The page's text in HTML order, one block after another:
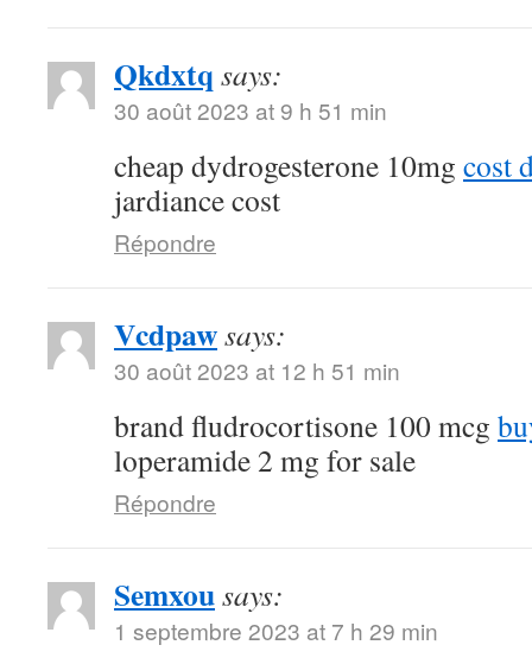
Qkdxtq says:
30 août 2023 at 9 h 51 min
cheap dydrogesterone 10mg cost
jardiance cost
Répondre
Vcdpawsays:
30 août 2023 at 12 h 51 min
brand fludrocortisone 100 mcg
loperamide 2 mg for sale
Répondre
Semxousays:
1 septembre 2023 at 7 h 29 min